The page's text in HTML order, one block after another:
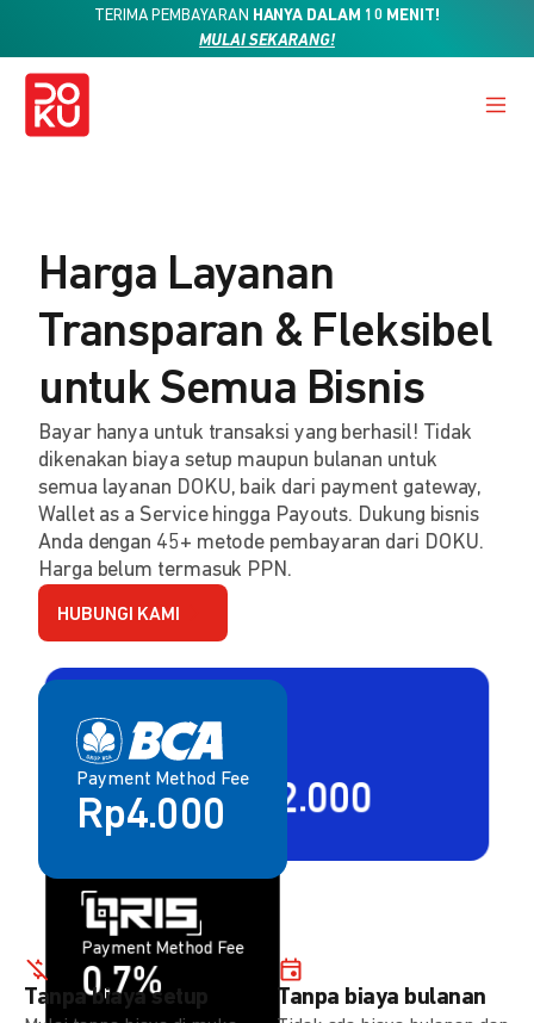
TERIMA PEMBAYARAN HANYA DALAM 10 MENIT!
MULAI SEKARANG!
Harga Layanan
Transparan & Fleksibel
untuk Semua Bisnis
Bayar hanya untuk transaksi yang berhasil! Tidak
dikenakan biaya setup maupun bulanan untuk
semua layanan DOKU, baik dari payment gateway,
Wallet as a Service hingga Payouts. Dukung bisnis
Anda dengan 45+ metode pembayaran dari DOKU.
Harga belum termasuk PPN.
HUBUNGI KAMI
Payment Method Fee
Rp4.000
Payment Method Fee
2,80% + Rp2.000
Payment Method Fee
0,7%
Payment Method Fee
1,5%
Tanpa biaya setup Tanpa biaya bulanan